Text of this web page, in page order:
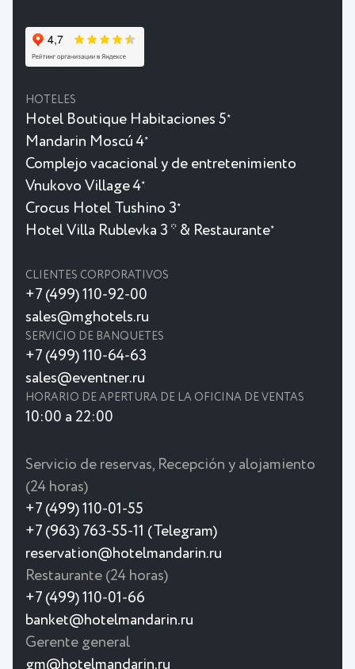
HOTELES
Hotel Boutique Habitaciones 5★
Mandarin Moscú 4★
Complejo vacacional y de entretenimiento
Vnukovo Village 4★
Crocus Hotel Tushino 3★
Hotel Villa Rublevka 3 * & Restaurante★
CLIENTES CORPORATIVOS
+7 (499) 110-92-00
sales@mghotels.ru
SERVICIO DE BANQUETES
+7 (499) 110-64-63
sales@eventner.ru
HORARIO DE APERTURA DE LA OFICINA DE VENTAS
10:00 a 22:00
Servicio de reservas, Recepción y alojamiento
(24 horas)
+7 (499) 110-01-55
+7 (963) 763-55-11 (Telegram)
reservation@hotelmandarin.ru
Restaurante (24 horas)
+7 (499) 110-01-66
banket@hotelmandarin.ru
Gerente general
gm@hotelmandarin.ru